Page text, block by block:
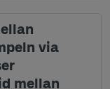
via
mellan